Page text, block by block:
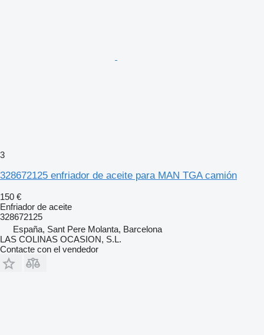
3
328672125 enfriador de aceite para MAN TGA camión
150 €
Enfriador de aceite
328672125
España, Sant Pere Molanta, Barcelona
LAS COLINAS OCASION, S.L.
Contacte con el vendedor